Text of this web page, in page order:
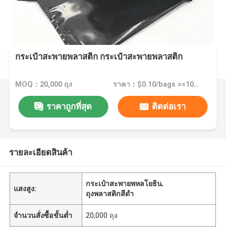
กระเป๋าสะพายพลาสติก กระเป๋าสะพายพลาสติก
MOQ：20,000 ถุง ราคา：$0.10/bags >=100 bags
ราคาถูกที่สุด ติดต่อเรา
รายละเอียดสินค้า
แสงสูง:
กระเป๋าสะพายพหลโยธิน,
ถุงพลาสติกสีดํา
จำนวนสั่งซื้อขั้นต่ำ 20,000 ถุง